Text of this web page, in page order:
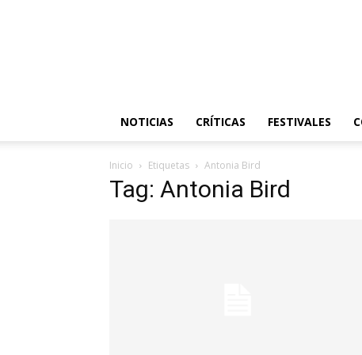
NOTICIAS CRÍTICAS FESTIVALES
Inicio Etiquetas Antonia Bird
Tag: Antonia Bird